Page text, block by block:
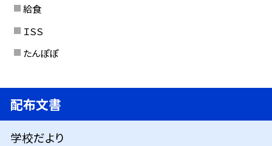
給食
ＩＳＳ
たんぽぽ
配布文書
学校だより